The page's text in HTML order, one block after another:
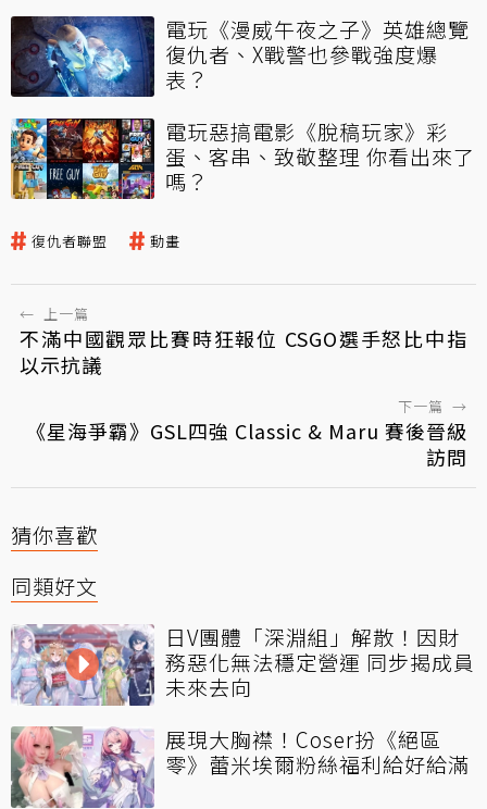
電玩《漫威午夜之子》英雄總覽
復仇者、X戰警也參戰強度爆
表？
電玩惡搞電影《脫稿玩家》彩
蛋、客串、致敬整理 你看出來了
嗎？
復仇者聯盟 動畫
← 上一篇
不滿中國觀眾比賽時狂報位 CSGO選手怒比中指
以示抗議
下一篇 →
《星海爭霸》GSL四強 Classic & Maru 賽後晉級
訪問
猜你喜歡
同類好文
日V團體「深淵組」解散！因財
務惡化無法穩定營運 同步揭成員
未來去向
展現大胸襟！Coser扮《絕區
零》蕾米埃爾粉絲福利給好給滿